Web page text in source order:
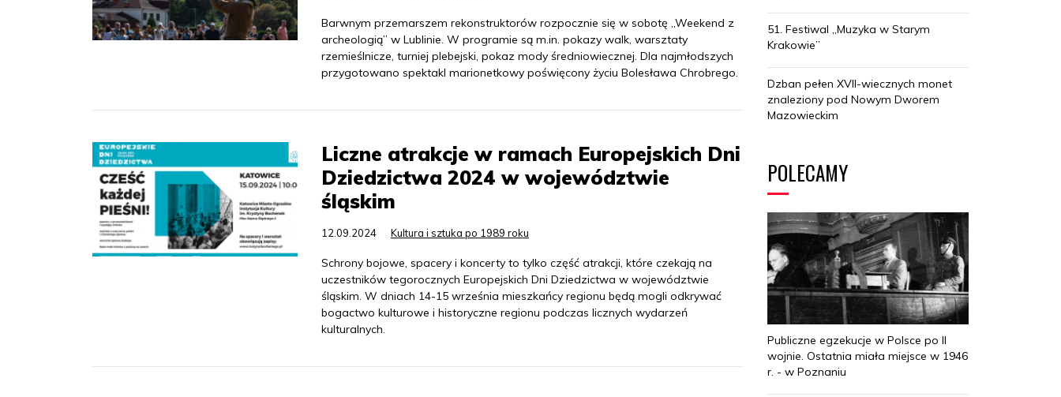
Barwnym przemarszem rekonstruktorów rozpocznie się w sobotę „Weekend z
archeologią” w Lublinie. W programie są m.in. pokazy walk, warsztaty
rzemieślnicze, turniej plebejski, pokaz mody średniowiecznej. Dla najmłodszych
przygotowano spektakl marionetkowy poświęcony życiu Bolesława Chrobrego.
Liczne atrakcje w ramach Europejskich Dni
Dziedzictwa 2024 w województwie
śląskim
12.09.2024 Kultura i sztuka po 1989 roku
Schrony bojowe, spacery i koncerty to tylko część atrakcji, które czekają na
uczestników tegorocznych Europejskich Dni Dziedzictwa w województwie
śląskim. W dniach 14-15 września mieszkańcy regionu będą mogli odkrywać
bogactwo kulturowe i historyczne regionu podczas licznych wydarzeń
kulturalnych.
51. Festiwal „Muzyka w Starym
Krakowie”
Dzban pełen XVII-wiecznych monet
znaleziony pod Nowym Dworem
Mazowieckim
POLECAMY
Publiczne egzekucje w Polsce po II
wojnie. Ostatnia miała miejsce w 1946
r. - w Poznaniu